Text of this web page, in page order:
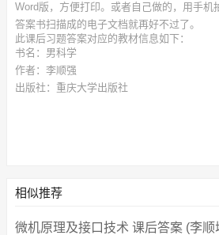
Word版，方便打印。或者自己做的，用手机
答案书扫描成的电子文档就再好不过了。
此课后习题答案对应的教材信息如下：
书名：男科学
作者：李顺强
出版社：重庆大学出版社
相似推荐
微机原理及接口技术 课后答案 (李顺